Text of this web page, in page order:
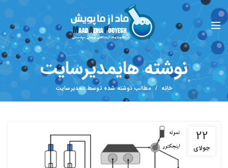
نوشته هایمدیرسایت
خانه مطالب نوشته شده توسط : مدیرسایت
22
جولای